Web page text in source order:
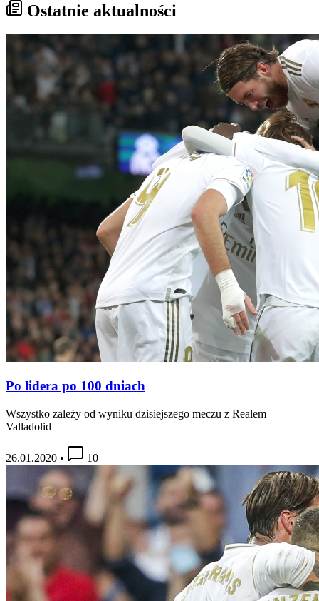
Ostatnie aktualności
Po lidera po 100 dniach
Wszystko zależy od wyniku dzisiejszego meczu z Realem
Valladolid
26.01.2020 • 10